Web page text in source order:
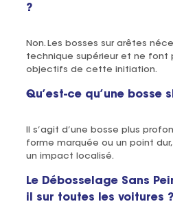
?
Non. Les bosses sur arêtes
technique supérieur et ne font
objectifs de cette initiation.
Qu’est-ce qu’une bosse
Il s’agit d’une bosse plus
forme marquée ou un point
un impact localisé.
Le Débosselage Sans
il sur toutes les voitures ?